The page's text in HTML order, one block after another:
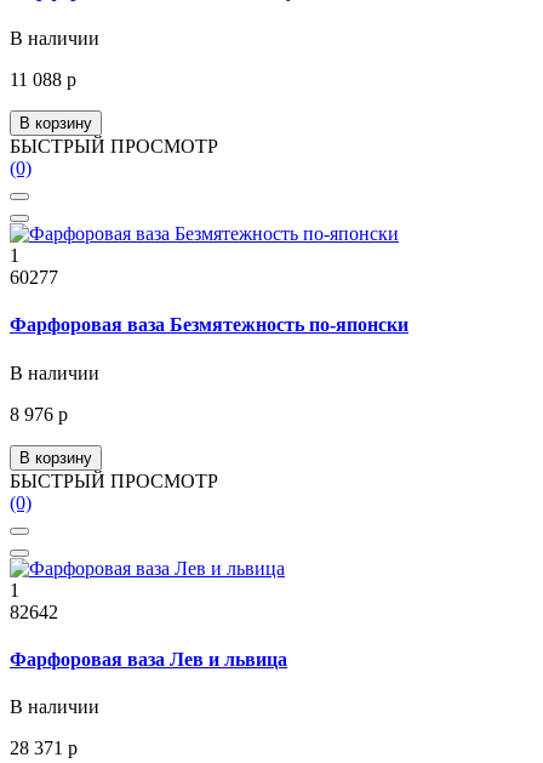
В наличии
11 088 р
В корзину
БЫСТРЫЙ ПРОСМОТР
(0)
1
60277
Фарфоровая ваза Безмятежность по-японски
В наличии
8 976 р
В корзину
БЫСТРЫЙ ПРОСМОТР
(0)
1
82642
Фарфоровая ваза Лев и львица
В наличии
28 371 р